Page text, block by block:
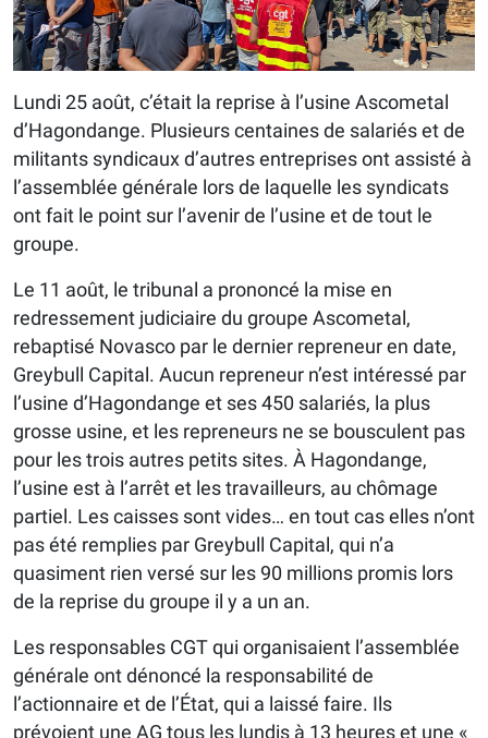
Lundi 25 août, c’était la reprise à l’usine Ascometal
d’Hagondange. Plusieurs centaines de salariés et de
militants syndicaux d’autres entreprises ont assisté à
l’assemblée générale lors de laquelle les syndicats
ont fait le point sur l’avenir de l’usine et de tout le
groupe.
Le 11 août, le tribunal a prononcé la mise en
redressement judiciaire du groupe Ascometal,
rebaptisé Novasco par le dernier repreneur en date,
Greybull Capital. Aucun repreneur n’est intéressé par
l’usine d’Hagondange et ses 450 salariés, la plus
grosse usine, et les repreneurs ne se bousculent pas
pour les trois autres petits sites. À Hagondange,
l’usine est à l’arrêt et les travailleurs, au chômage
partiel. Les caisses sont vides… en tout cas elles n’ont
pas été remplies par Greybull Capital, qui n’a
quasiment rien versé sur les 90 millions promis lors
de la reprise du groupe il y a un an.
Les responsables CGT qui organisaient l’assemblée
générale ont dénoncé la responsabilité de
l’actionnaire et de l’État, qui a laissé faire. Ils
prévoient une AG tous les lundis à 13 heures et une «